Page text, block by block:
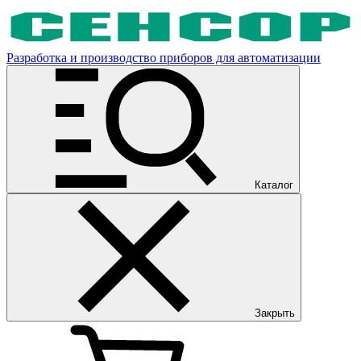
Разработка и производство приборов для автоматизации
Каталог
Закрыть